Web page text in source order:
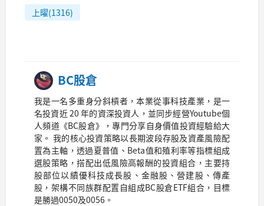
上曜(1316)
BC股倉
我是一名多重身分斜槓者，本業從事科技產業，是一
名投資近 20 年的資深投資人，並同步經營Youtube個
人頻道《BC股倉》，專門分享自身價值投資經驗給大
家。 我的核心投資策略以長期波段存股及資產風險配
置為主軸，透過夏普值、Beta值和殖利率等指標組成
選股策略，搭配出低風險高報酬的投資組合，主要持
股部位以績優科技成長股、金融股、營建股、傳產
股，架構不同族群配置自組成BC股倉ETF組合，目標
是勝過0050及0056。